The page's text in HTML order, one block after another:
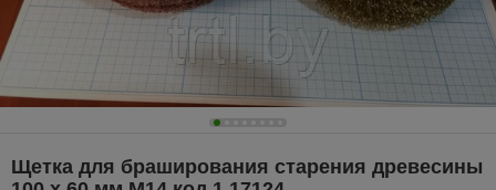
Щетка для браширования старения древесины